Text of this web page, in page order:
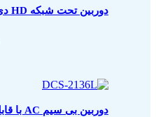
دوربین تحت شبکه HD دی لینک مدل DCS-3112
دوربین بی سیم AC با قابلیت دید در شب مدل DCS-2136L